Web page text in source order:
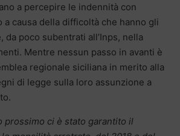
a percepire le indennità con
a causa della difficoltà che hanno gli
da poco subentrati all’Inps, nella
Mentre nessun passo in avanti è
regionale siciliana in merito alla
di legge sulla loro assunzione a
prossimo ci è stato garantito il